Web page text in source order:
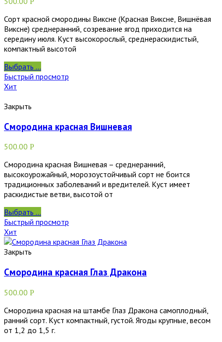
Сорт красной смородины Виксне (Красная Виксне, Вишнёвая
Виксне) среднеранний, созревание ягод приходится на
середину июля. Куст высокорослый, среднераскидистый,
компактный высотой
Выбрать ...
Быстрый просмотр
Хит
Закрыть
Смородина красная Вишневая
500.00 Р
Смородина красная Вишневая – среднеранний,
высокоурожайный, морозоустойчивый сорт не боится
традиционных заболеваний и вредителей. Куст имеет
раскидистые ветви, высотой от
Выбрать ...
Быстрый просмотр
Хит
Закрыть
Смородина красная Глаз Дракона
500.00 Р
Смородина красная на штамбе Глаз Дракона самоплодный,
ранний сорт. Куст компактный, густой. Ягоды крупные, весом
от 1,2 до 1,5 г.